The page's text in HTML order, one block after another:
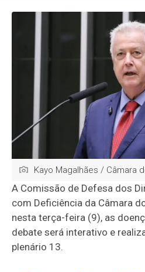
Kayo Magalhães / Câmara
A Comissão de Defesa dos
com Deficiência da Câmara
nesta terça-feira (9), as
debate será interativo e
plenário 13.